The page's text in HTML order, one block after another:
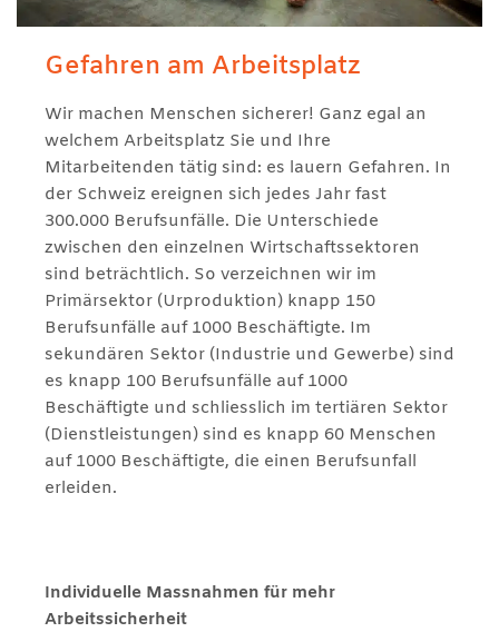
Gefahren am Arbeitsplatz
Wir machen Menschen sicherer! Ganz egal an
welchem Arbeitsplatz Sie und Ihre
Mitarbeitenden tätig sind: es lauern Gefahren. In
der Schweiz ereignen sich jedes Jahr fast
300.000 Berufsunfälle. Die Unterschiede
zwischen den einzelnen Wirtschaftssektoren
sind beträchtlich. So verzeichnen wir im
Primärsektor (Urproduktion) knapp 150
Berufsunfälle auf 1000 Beschäftigte. Im
sekundären Sektor (Industrie und Gewerbe) sind
es knapp 100 Berufsunfälle auf 1000
Beschäftigte und schliesslich im tertiären Sektor
(Dienstleistungen) sind es knapp 60 Menschen
auf 1000 Beschäftigte, die einen Berufsunfall
erleiden.
Individuelle Massnahmen für mehr
Arbeitssicherheit